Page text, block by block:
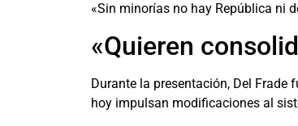
«Sin minorías no hay República ni
«Quieren
Durante la presentación, Del
hoy impulsan modificaciones al